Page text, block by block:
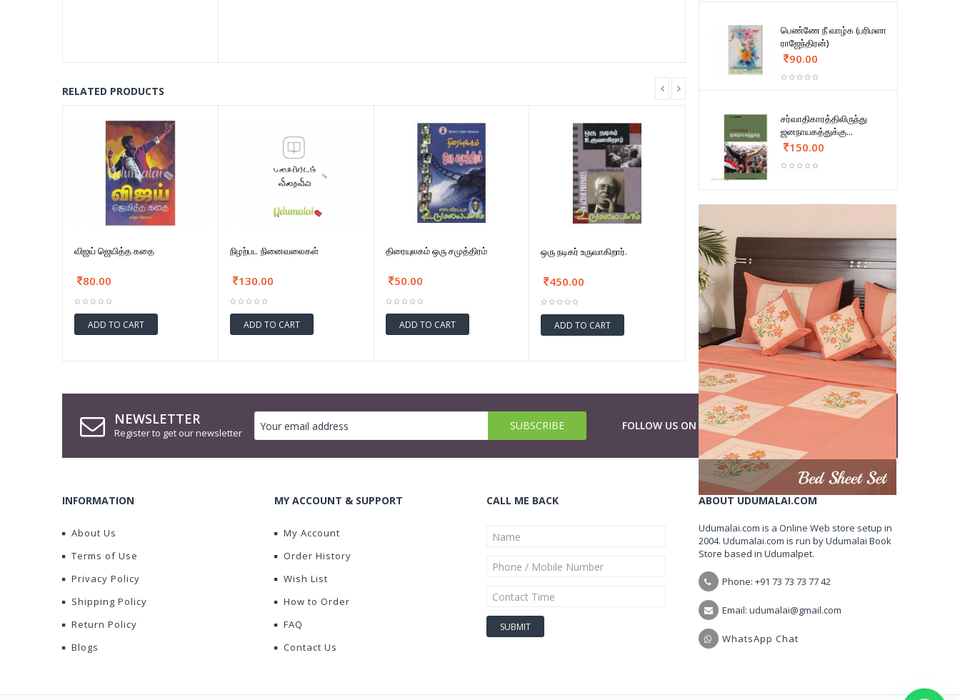
RELATED PRODUCTS
விஜய் ஜெயித்த கதை
80.00
ADD TO CART
நிழற்பட நினைவலைகள்
130.00
ADD TO CART
திரையுலகம் ஒரு சமுத்திரம்
50.00
ADD TO CART
ஒரு நடிகர் உருவாகிறார்.
450.00
ADD TO CART
பெண்ணே நீ வாழ்க (பரிமளா
ராஜேந்திரன்)
90.00
சர்வாதிகாரத்திலிருந்து
ஜனநாயகத்துக்கு...
150.00
NEWSLETTER
Register to get our newsletter
FOLLOW US ON
INFORMATION
About Us
Terms of Use
Privacy Policy
Shipping Policy
Return Policy
Blogs
MY ACCOUNT & SUPPORT
My Account
Order History
Wish List
How to Order
FAQ
Contact Us
CALL ME BACK ABOUT UDUMALAI.COM
Udumalai.com is a Online Web store setup in
2004. Udumalai.com is run by Udumalai Book
Store based in Udumalpet.
Phone: +91 73 73 73 77 42
Email: udumalai@gmail.com
WhatsApp Chat